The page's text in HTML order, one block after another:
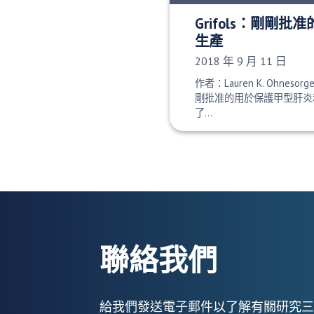
Grifols：剛剛批准
生產
發布日期：
2018 年 9 月 11 日
作者：Lauren K.
剛批准的用於保護甲型肝
了…
聯絡我們
給我們發送電子郵件以了解有關研究